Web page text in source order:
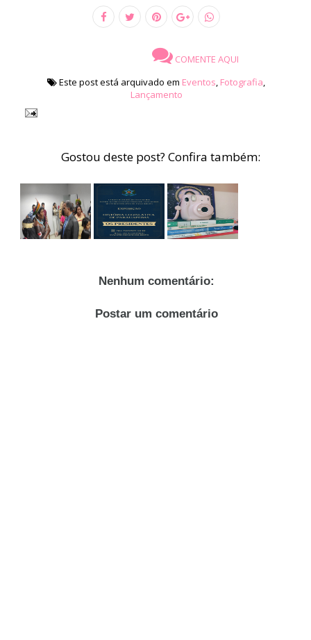
COMENTE AQUI
Este post está arquivado em Eventos, Fotografia,
Lançamento
Gostou deste post? Confira também:
Nenhum comentário:
Postar um comentário